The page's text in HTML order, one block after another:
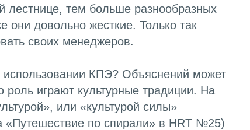
лестнице, тем больше разнообразных
они довольно жесткие. Только так
своих менеджеров.
КПЭ? Объяснений может
играют культурные традиции. На
или «культурой силы»
«Путешествие по спирали» в HRT №25)